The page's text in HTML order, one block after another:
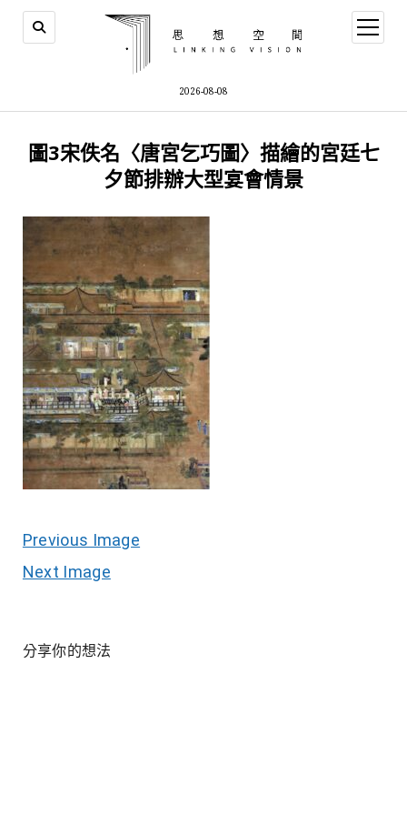
2026-08-08
open
menu
圖3宋佚名〈唐宮乞巧圖〉描繪的宮廷七
夕節排辦大型宴會情景
Previous Image
Next Image
分享你的想法